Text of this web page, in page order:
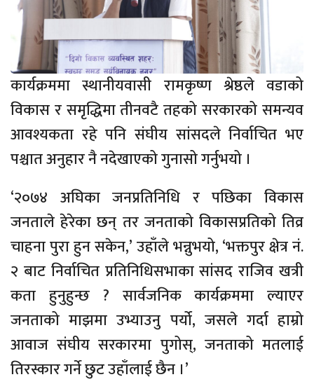
कार्यक्रममा स्थानीयवासी रामकृष्ण श्रेष्ठले वडाको
विकास र समृद्धिमा तीनवटै तहको सरकारको समन्यव
आवश्यकता रहे पनि संघीय सांसदले निर्वाचित भए
पश्चात अनुहार नै नदेखाएको गुनासो गर्नुभयो ।
‘२०७४ अघिका जनप्रतिनिधि र पछिका विकास
जनताले हेरेका छन् तर जनताको विकासप्रतिको तिव्र
चाहना पुरा हुन सकेन,’ उहाँले भन्नुभयो, ‘भक्तपुर क्षेत्र नं.
२ बाट निर्वाचित प्रतिनिधिसभाका सांसद राजिव खत्री
कता हुनुहुन्छ ? सार्वजनिक कार्यक्रममा ल्याएर
जनताको माझमा उभ्याउनु पर्यो, जसले गर्दा हाम्रो
आवाज संघीय सरकारमा पुगोस्, जनताको मतलाई
तिरस्कार गर्ने छुट उहाँलाई छैन ।’